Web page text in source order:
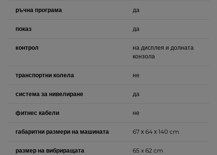
ръчна програма да
показ да
контрол
на дисплея и долната
конзола
транспортни колела не
система за нивелиране да
фитнес кабели не
габаритни размери на машината 67 х 64 х 140 cm
размер на вибриращата
65 x 62 cm